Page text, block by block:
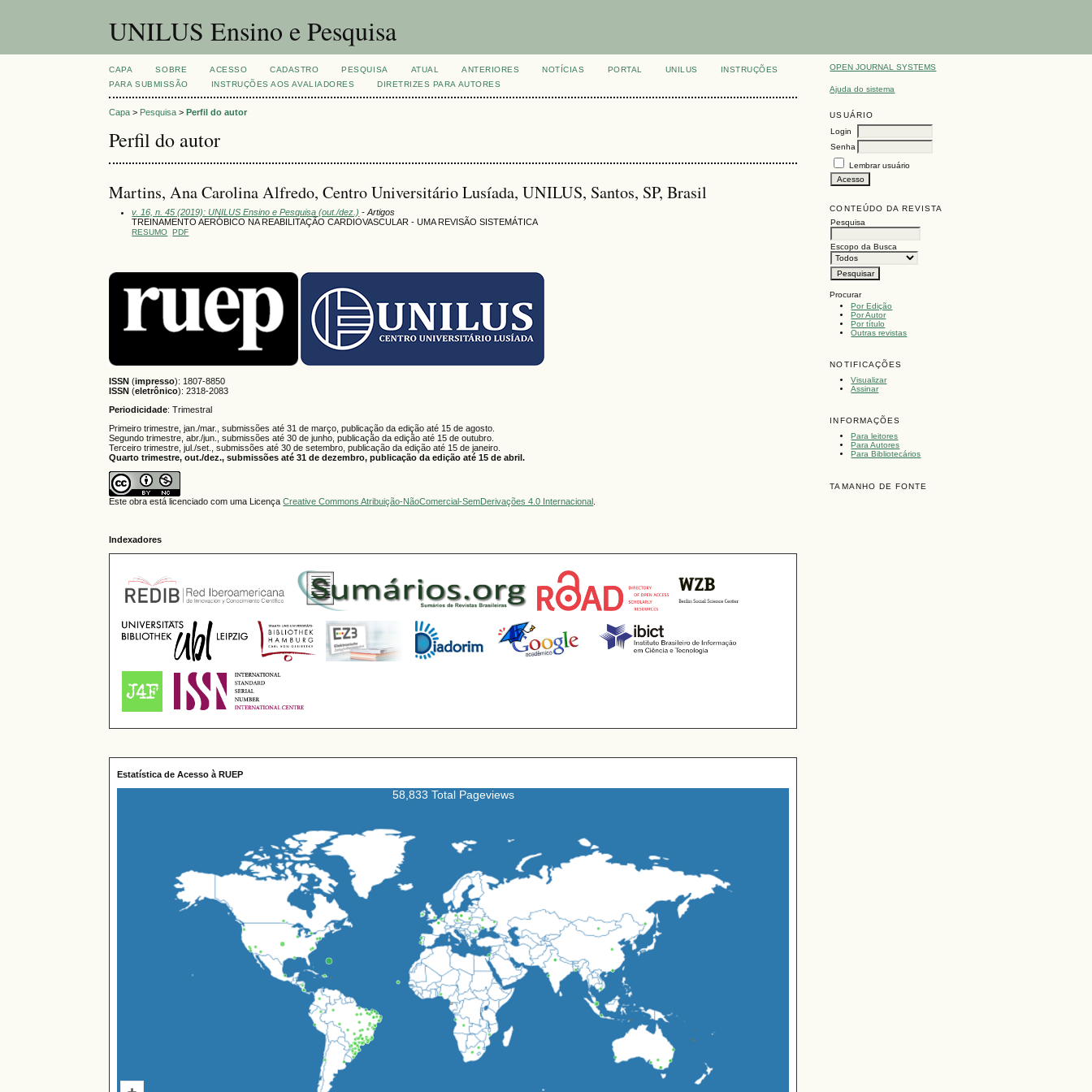
UNILUS Ensino e Pesquisa
OPEN JOURNAL SYSTEMS
Ajuda do sistema
USUÁRIO
Login
Senha
Lembrar usuário
CONTEÚDO DA REVISTA
Pesquisa
Escopo da Busca
Procurar
Por Edição
Por Autor
Por título
Outras revistas
NOTIFICAÇÕES
Visualizar
Assinar
INFORMAÇÕES
Para leitores
Para Autores
Para Bibliotecários
TAMANHO DE FONTE
CAPA SOBRE ACESSO CADASTRO PESQUISA ATUAL ANTERIORES NOTÍCIAS PORTAL UNILUS
INSTRUÇÕES
PARA SUBMISSÃO
INSTRUÇÕES AOS AVALIADORES DIRETRIZES PARA AUTORES
Capa > Pesquisa >Perfil do autor
Perfil do autor
Martins, Ana Carolina Alfredo, Centro Universitário Lusíada, UNILUS, Santos, SP, Brasil
v. 16, n. 45 (2019): UNILUS Ensino e Pesquisa (out./dez.) - Artigos
TREINAMENTO AERÓBICO NA REABILITAÇÃO CARDIOVASCULAR - UMA REVISÃO SISTEMÁTICA
RESUMO PDF
ISSN (impresso): 1807-8850
ISSN (eletrônico):2318-2083
Periodicidade: Trimestral
Primeiro trimestre, jan./mar., submissões até 31 de março, publicação da edição até 15 de agosto.
Segundo trimestre, abr./jun., submissões até 30 de junho, publicação da edição até 15 de outubro.
Terceiro trimestre, jul./set., submissões até 30 de setembro, publicação da edição até 15 de janeiro.
Quarto trimestre, out./dez., submissões até 31 de dezembro, publicação da edição até 15 de abril.
Este obra está licenciado com uma LicençaCreative Commons Atribuição-NãoComercial-SemDerivações 4.0 Internacional
Indexadores
Estatística de Acesso à RUEP
58,833 Total Pageviews